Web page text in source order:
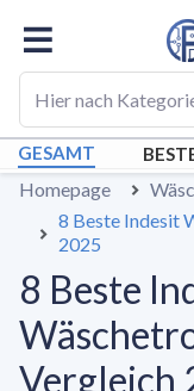
GESAMT
Homepage
8 Beste Indesit
2025
8 Beste
Vergleich